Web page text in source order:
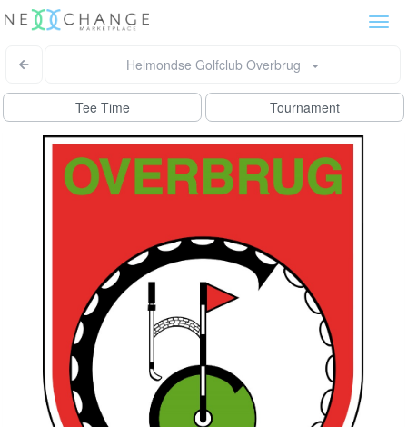
Helmondse Golfclub Overbrug
Tee Time Tournament